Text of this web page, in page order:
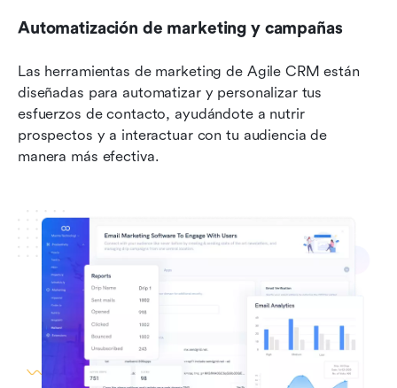
Automatización de marketing y campañas
Las herramientas de marketing de Agile CRM están
diseñadas para automatizar y personalizar tus
esfuerzos de contacto, ayudándote a nutrir
prospectos y a interactuar con tu audiencia de
manera más efectiva.